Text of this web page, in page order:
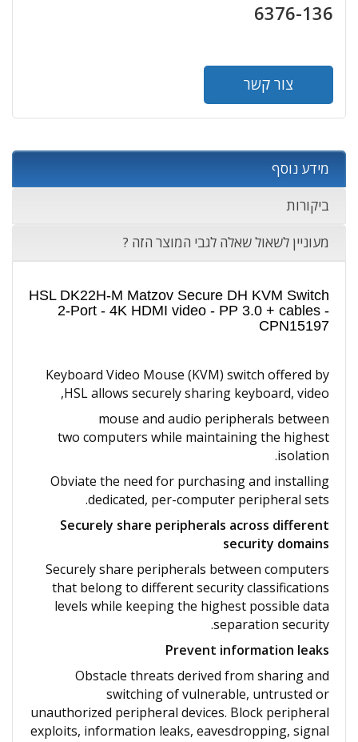
6376-136
צור קשר
מידע נוסף
ביקורות
מעוניין לשאול שאלה לגבי המוצר הזה ?
HSL DK22H-M Matzov Secure DH KVM Switch
2-Port - 4K HDMI video - PP 3.0 + cables -
CPN15197
Keyboard Video Mouse (KVM) switch offered by
HSL allows securely sharing keyboard, video,
mouse and audio peripherals between
two computers while maintaining the highest
isolation.
Obviate the need for purchasing and installing
dedicated, per-computer peripheral sets.
Securely share peripherals across different
security domains
Securely share peripherals between computers
that belong to different security classifications
levels while keeping the highest possible data
separation security.
Prevent information leaks
Obstacle threats derived from sharing and
switching of vulnerable, untrusted or
unauthorized peripheral devices. Block peripheral
exploits, information leaks, eavesdropping, signal